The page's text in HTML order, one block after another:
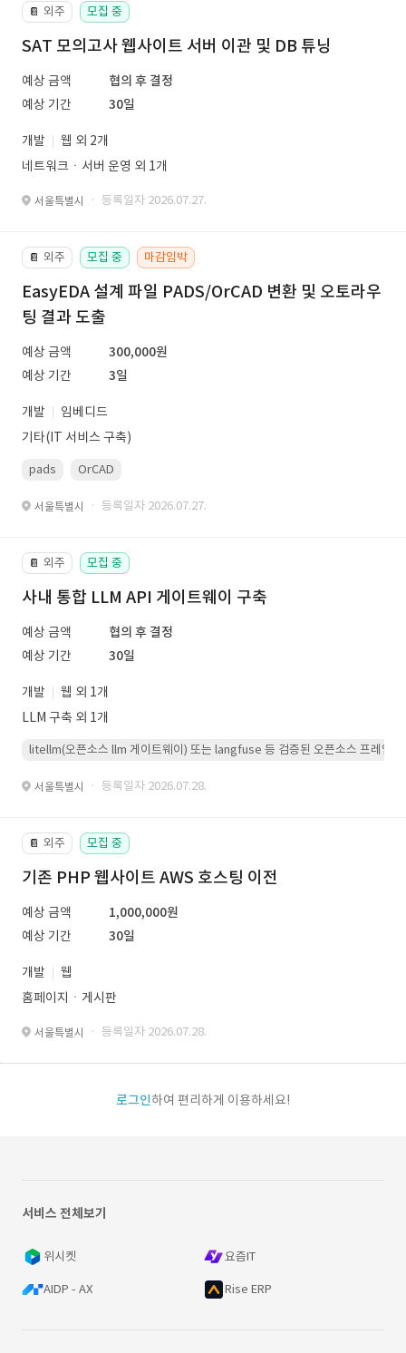
📔 외주 모집 중
SAT 모의고사 웹사이트 서버 이관 및 DB 튜닝
예상 금액
협의 후 결정
예상 기간
30일
개발
웹 외 2개
네트워크ㆍ서버 운영 외 1개
서울특별시 · 등록일자 2026.07.27.
📔 외주 모집 중 마감임박
EasyEDA 설계 파일 PADS/OrCAD 변환 및 오토라우
팅 결과 도출
예상 금액
300,000원
예상 기간
3일
개발
임베디드
기타(IT 서비스 구축)
pads OrCAD
서울특별시 · 등록일자 2026.07.27.
📔 외주 모집 중
사내 통합 LLM API 게이트웨이 구축
예상 금액
협의 후 결정
예상 기간
30일
개발
웹 외 1개
LLM 구축 외 1개
litellm(오픈소스 llm 게이트웨이) 또는 langfuse 등 검증된 오픈소스 프레임워
서울특별시 · 등록일자 2026.07.28.
📔 외주 모집 중
기존 PHP 웹사이트 AWS 호스팅 이전
예상 금액
1,000,000원
예상 기간
30일
개발
웹
홈페이지ㆍ게시판
서울특별시 · 등록일자 2026.07.28.
로그인하여 편리하게 이용하세요!
서비스 전체보기
위시켓 요즘IT
AIDP - AX Rise ERP